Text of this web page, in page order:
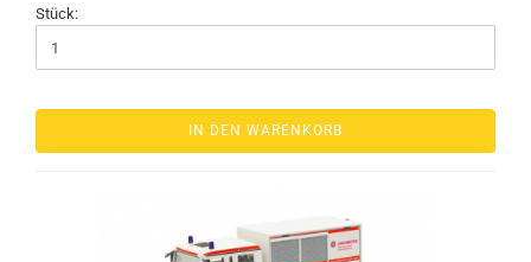
Stück:
IN DEN WARENKORB